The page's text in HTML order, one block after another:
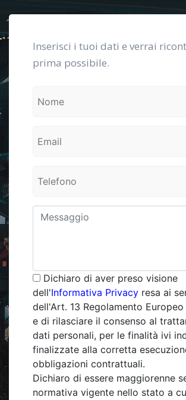
Inserisci i tuoi dati e verrai
prima possibile.
Dichiaro di aver preso visione
dell'Informativa Privacy resa ai
dell'Art. 13 Regolamento
e di rilasciare il consenso al
dati personali, per le finalità ivi
finalizzate alla corretta
obbligazioni contrattuali.
Dichiaro di essere maggiorenne
normativa vigente nello stato a